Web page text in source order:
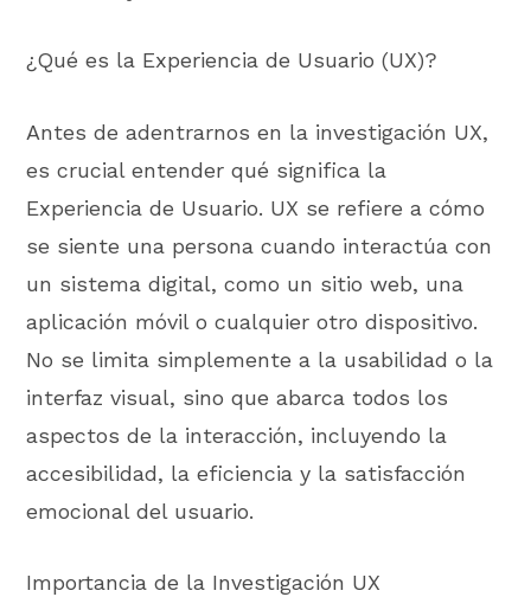
¿Qué es la Experiencia de Usuario (UX)?
Antes de adentrarnos en la investigación UX,
es crucial entender qué significa la
Experiencia de Usuario. UX se refiere a cómo
se siente una persona cuando interactúa con
un sistema digital, como un sitio web, una
aplicación móvil o cualquier otro dispositivo.
No se limita simplemente a la usabilidad o la
interfaz visual, sino que abarca todos los
aspectos de la interacción, incluyendo la
accesibilidad, la eficiencia y la satisfacción
emocional del usuario.
Importancia de la Investigación UX